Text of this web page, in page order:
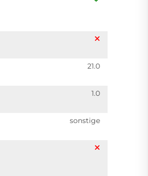
21.0
1.0
sonstige